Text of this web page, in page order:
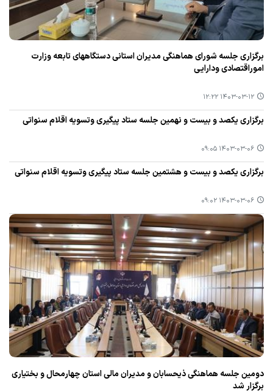
برگزاری جلسه شورای هماهنگی مدیران استانی دستگاههای تابعه وزارت
اموراقتصادی ودارایی
۱۴۰۳-۰۳-۱۲ ۱۲:۲۲
برگزاری یكصد و بیست و نهمین جلسه ستاد پیگیری وتسویه اقلام سنواتی
۱۴۰۳-۰۳-۰۶ ۰۹:۰۵
برگزاری یكصد و بیست و هشتمین جلسه ستاد پیگیری وتسویه اقلام سنواتی
۱۴۰۳-۰۳-۰۶ ۰۹:۰۲
دومین جلسه هماهنگی ذیحسابان و مدیران مالی استان چهارمحال و بختیاری
برگزار شد